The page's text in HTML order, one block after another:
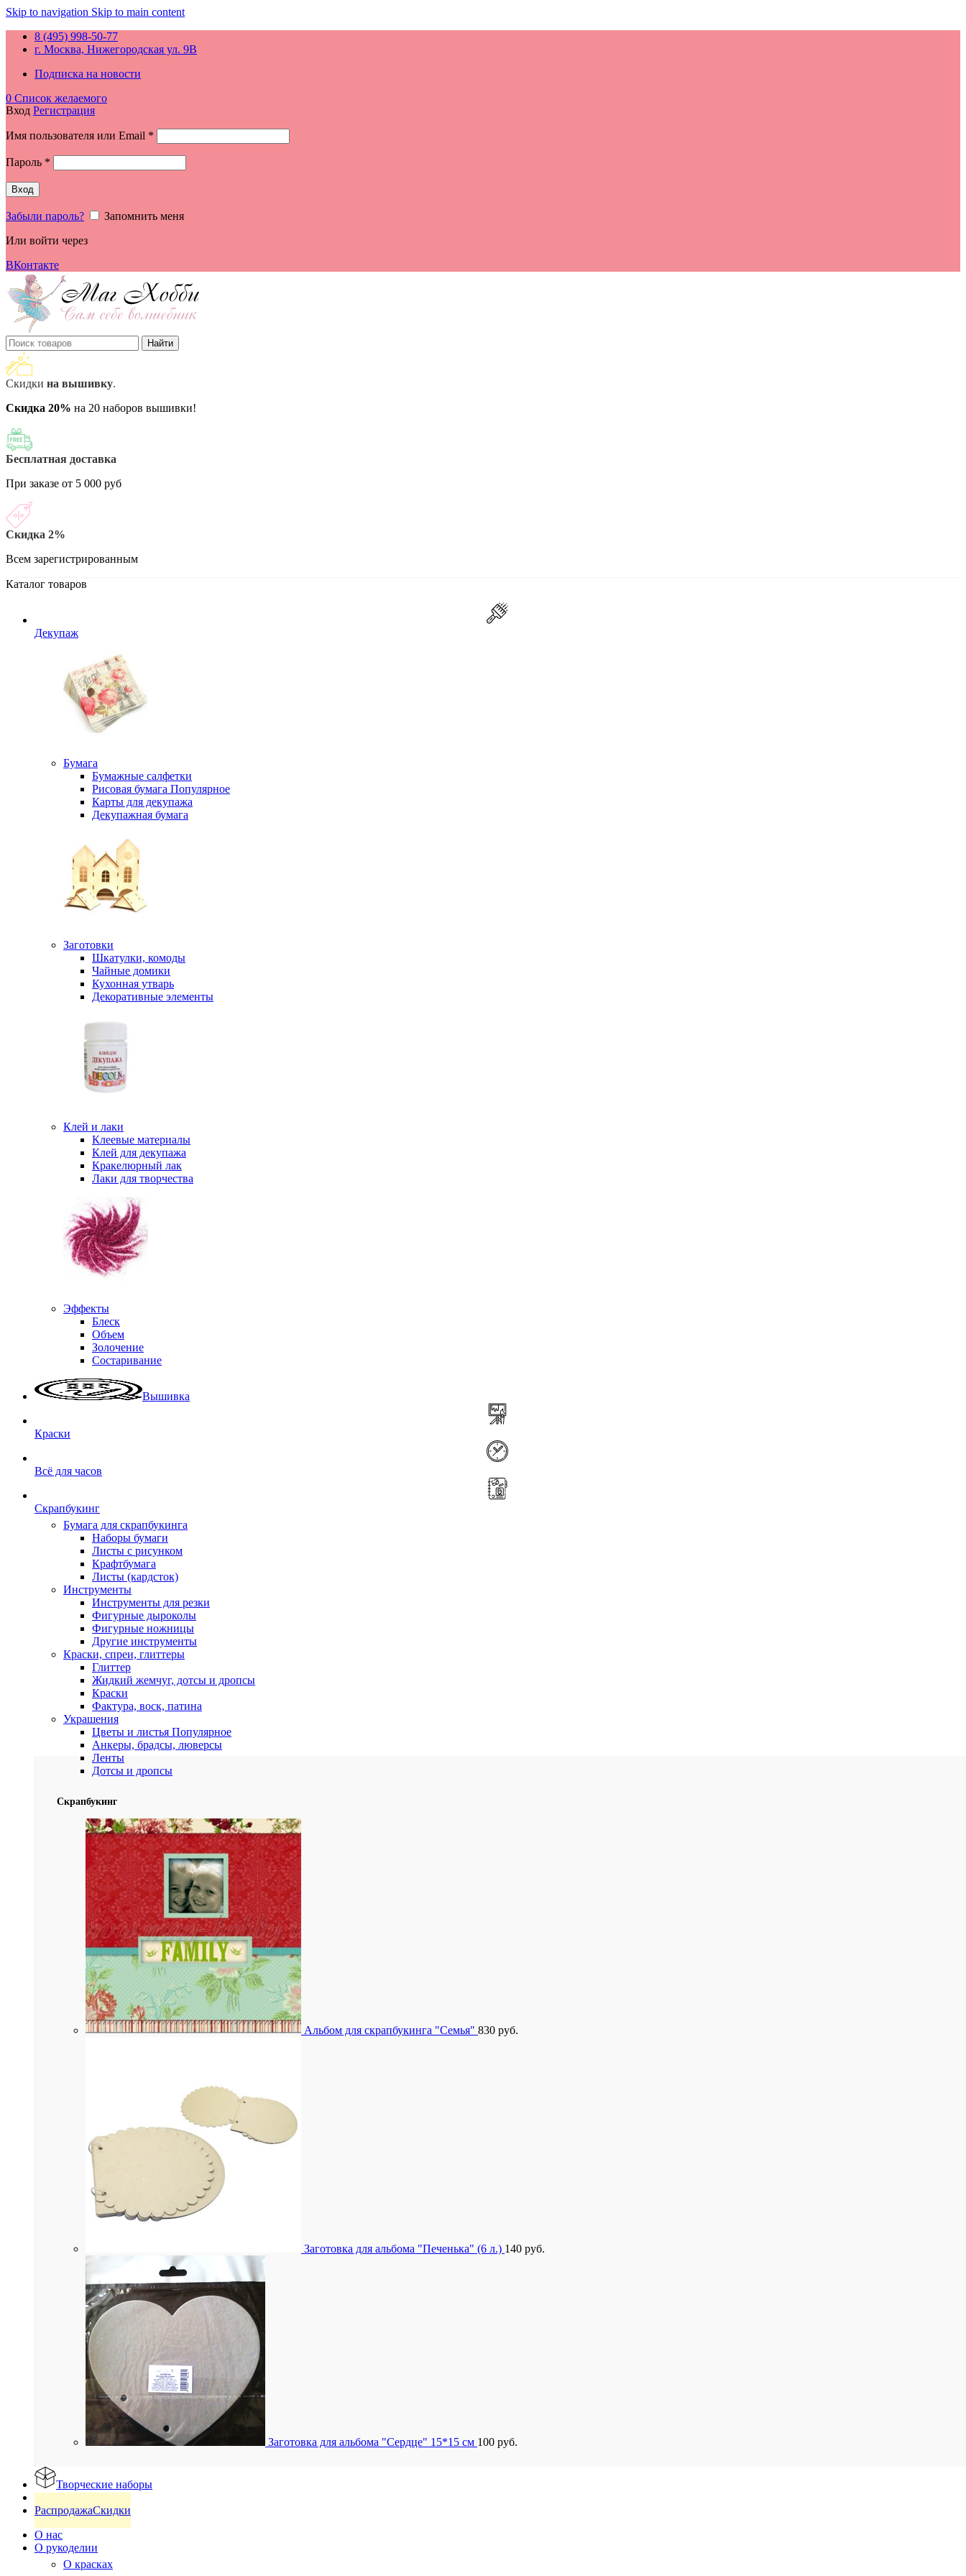
Skip to navigation Skip to main content
8 (495) 998-50-77
г. Москва, Нижегородская ул. 9В
Подписка на новости
0 Список желаемого
Вход Регистрация
Имя пользователя или Email *
Пароль *
Вход
Забыли пароль?
Запомнить меня
Или войти через
ВКонтакте
Найти
Скидки на вышивку.
Скидка 20% на 20 наборов вышивки!
Бесплатная доставка
При заказе от 5 000 руб
Скидка 2%
Всем зарегистрированным
Каталог товаров
Декупаж
Бумага
Бумажные салфетки
Рисовая бумага Популярное
Карты для декупажа
Декупажная бумага
Заготовки
Шкатулки, комоды
Чайные домики
Кухонная утварь
Декоративные элементы
Клей и лаки
Клеевые материалы
Клей для декупажа
Кракелюрный лак
Лаки для творчества
Эффекты
Блеск
Объем
Золочение
Состаривание
Вышивка
Краски
Всё для часов
Скрапбукинг
Бумага для скрапбукинга
Наборы бумаги
Листы с рисунком
Крафтбумага
Листы (кардсток)
Инструменты
Инструменты для резки
Фигурные дыроколы
Фигурные ножницы
Другие инструменты
Краски, спреи, глиттеры
Глиттер
Жидкий жемчуг, дотсы и дропсы
Краски
Фактура, воск, патина
Украшения
Цветы и листья Популярное
Анкеры, брадсы, люверсы
Ленты
Дотсы и дропсы
Скрапбукинг
Альбом для скрапбукинга "Семья" 830 руб.
Заготовка для альбома "Печенька" (6 л.) 140 руб.
Заготовка для альбома "Сердце" 15*15 см 100 руб.
Творческие наборы
РаспродажаСкидки
О нас
О рукоделии
О красках